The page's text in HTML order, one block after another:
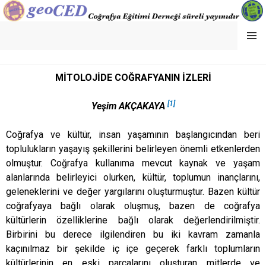
GEOCED
MENU
MİTOLOJİDE COĞRAFYANIN İZLERİ
Yeşim AKÇAKAYA [1]
Coğrafya ve kültür, insan yaşamının başlangıcından beri
toplulukların yaşayış şekillerini belirleyen önemli etkenlerden
olmuştur. Coğrafya kullanıma mevcut kaynak ve yaşam
alanlarında belirleyici olurken, kültür, toplumun inançlarını,
geleneklerini ve değer yargılarını oluşturmuştur. Bazen kültür
coğrafyaya bağlı olarak oluşmuş, bazen de coğrafya
kültürlerin özelliklerine bağlı olarak değerlendirilmiştir.
Birbirini bu derece ilgilendiren bu iki kavram zamanla
kaçınılmaz bir şekilde iç içe geçerek farklı toplumların